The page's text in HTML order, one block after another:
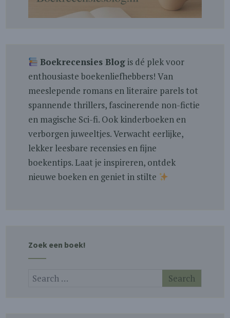
Boekrecensies Blogis dé plek voor
enthousiaste boekenliefhebbers! Van
meeslepende romans en literaire parels tot
spannende thrillers, fascinerende non-fictie
en magische Sci-fi. Ook kinderboeken en
verborgen juweeltjes. Verwacht eerlijke,
lekker leesbare recensies en fijne
boekentips. Laat je inspireren, ontdek
nieuwe boeken en geniet in stilte
Zoek een boek!